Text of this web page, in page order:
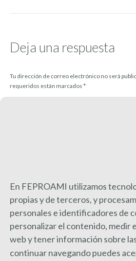
En FEPROAMI utilizamos
propias y de terceros, y
personales e identificadores de
personalizar el contenido, medir
web ytener información sobre
continuar navegando puedes
Deja una respuesta
Tu dirección de correo electrónico no será
requeridos están marcados *
Nombre *
Correo electrónico *
Sitio web